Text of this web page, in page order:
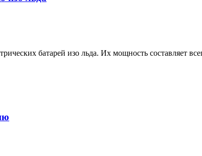
батарей изо льда. Их мощность составляет